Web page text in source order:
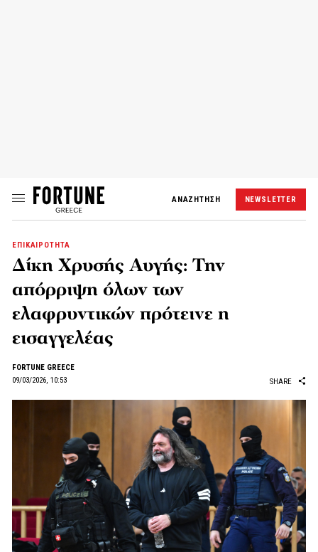
ΑΝΑΖΗΤΗΣΗ NEWSLETTER
ΕΠΙΚΑΙΡΟΤΗΤΑ
Δίκη Χρυσής Αυγής: Την
απόρριψη όλων των
ελαφρυντικών πρότεινε η
εισαγγελέας
FORTUNE GREECE
09/03/2026, 10:53
SHARE